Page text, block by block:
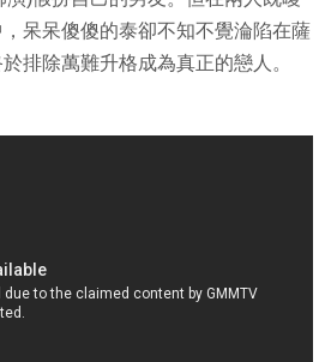
呆呆傻傻的泰卻不知不覺淪陷在薩
排除萬難升格成為真正的戀人。